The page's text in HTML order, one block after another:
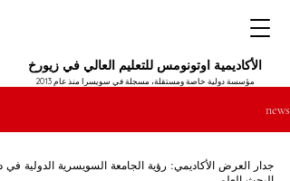
الأكاديمية اوتونومس للتعليم العالي في زيورخ
مؤسسة دولية خاصة ومستقلة، مسجلة في سويسرا منذ عام 2013
news
جدار العرض الأكاديمي: رؤية الجامعة السويسرية الدولية في